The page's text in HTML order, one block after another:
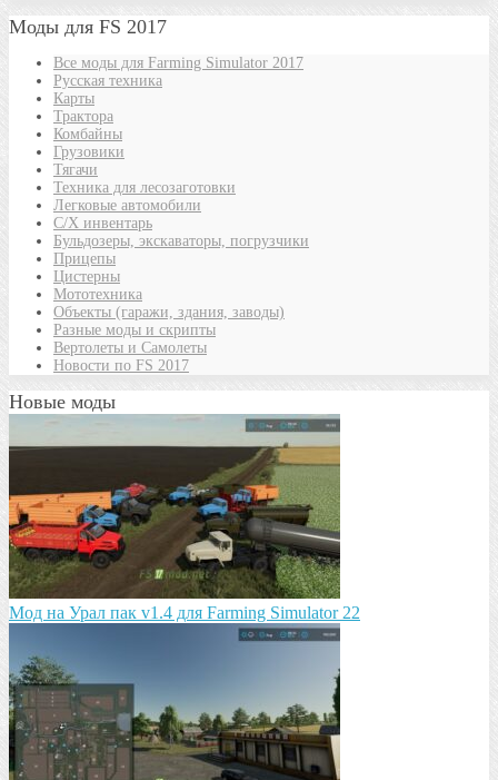
Моды для FS 2017
Все моды для Farming Simulator 2017
Русская техника
Карты
Трактора
Комбайны
Грузовики
Тягачи
Техника для лесозаготовки
Легковые автомобили
С/Х инвентарь
Бульдозеры, экскаваторы, погрузчики
Прицепы
Цистерны
Мототехника
Объекты (гаражи, здания, заводы)
Разные моды и скрипты
Вертолеты и Самолеты
Новости по FS 2017
Новые моды
Мод на Урал пак v1.4 для Farming Simulator 22